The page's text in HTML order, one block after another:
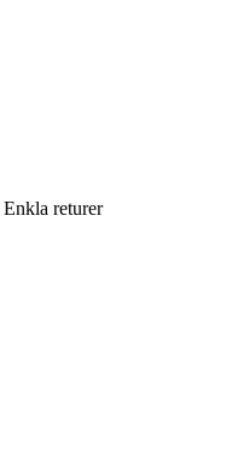
Enkla returer